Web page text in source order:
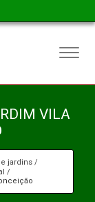
VILA
jardins